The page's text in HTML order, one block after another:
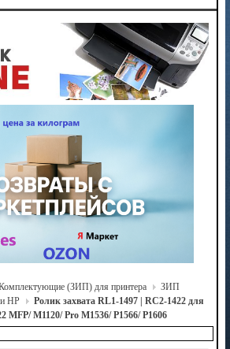
(ЗИП) для принтера
ЗИП
HP
Ролик захвата RL1-1497 | RC2-1422 для
MFP/ M1120/ Pro M1536/ P1566/ P1606